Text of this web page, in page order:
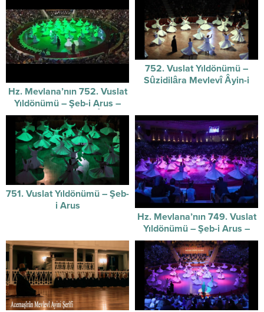
Hz. Mevlana’nın 752. Vuslat
Yıldönümü – Şeb-i Arus –
Sûzidilârâ Mevlevî Âyin-i
Şerif’i
752. Vuslat Yıldönümü –
Sûzidilâra Mevlevî Âyin-i
751. Vuslat Yıldönümü – Şeb-
i Arus
Hz. Mevlana’nın 749. Vuslat
Yıldönümü – Şeb-i Arus –
video